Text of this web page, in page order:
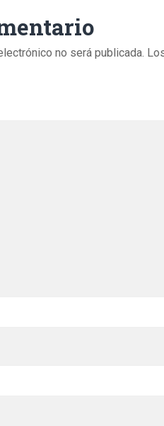
no será publicada.